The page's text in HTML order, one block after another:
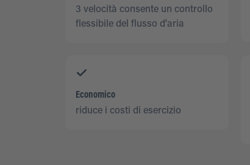
3 velocità consente un controllo
flessibile del flusso d'aria
Economico
riduce i costi di esercizio